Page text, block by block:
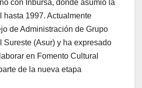
con Inbursa, donde asumió la
hasta 1997. Actualmente
de Administración de Grupo
Sureste (Asur) y ha expresado
en Fomento Cultural
de la nueva etapa